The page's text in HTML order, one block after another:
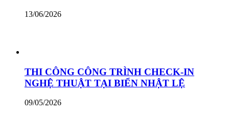
13/06/2026
THI CÔNG CÔNG TRÌNH CHECK-IN
NGHỆ THUẬT TẠI BIỂN NHẬT LỆ
09/05/2026